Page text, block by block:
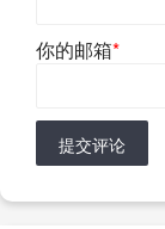
你的邮箱*
提交评论